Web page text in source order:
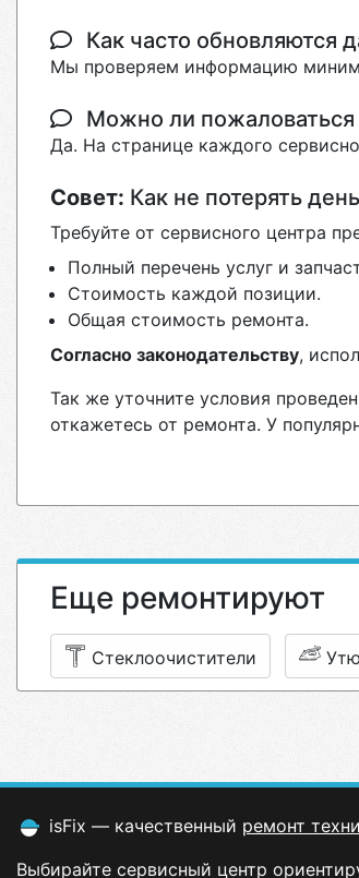
Как часто обновляются
Мы проверяем информацию
Можно ли
Да. На странице каждого
Совет: Как не потерять
Требуйте от сервисного центра
Полный перечень услуг и
Стоимость каждой позиции.
Общая стоимость ремонта.
Согласно законодательству,
Так же уточните условия
откажетесь от ремонта. У
Еще ремонтируют
Стеклоочистители
isFix — качественный ремонт
Выбирайте сервисный центр